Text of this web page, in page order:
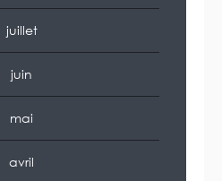
juillet
juin
mai
avril